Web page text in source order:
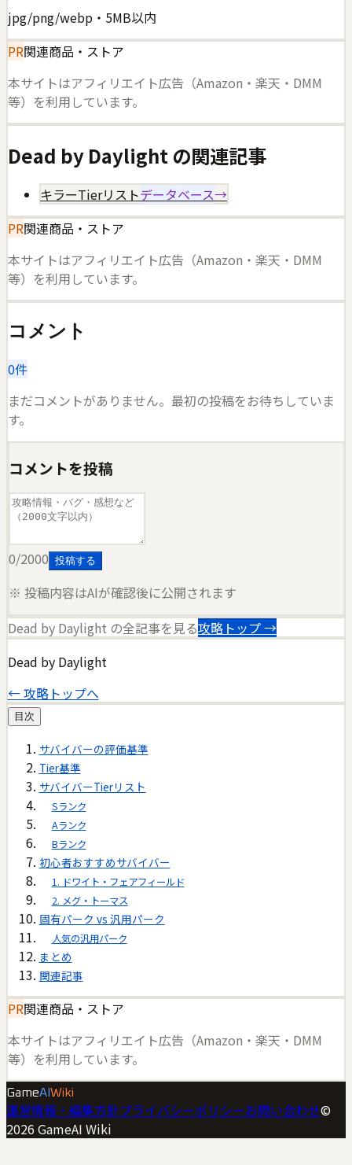
jpg/png/webp・5MB以内
PR関連商品・ストア
本サイトはアフィリエイト広告（Amazon・楽天・DMM
等）を利用しています。
Dead by Daylightの関連記事
キラーTierリストデータベース→
PR関連商品・ストア
本サイトはアフィリエイト広告（Amazon・楽天・DMM
等）を利用しています。
コメント
0件
まだコメントがありません。最初の投稿をお待ちしていま
す。
コメントを投稿
0/2000 投稿する
※ 投稿内容はAIが確認後に公開されます
Dead by Daylight の全記事を見る攻略トップ →
Dead by Daylight
← 攻略トップへ
目次
サバイバーの評価基準
Tier基準
サバイバーTierリスト
Sランク
Aランク
Bランク
初心者おすすめサバイバー
1. ドワイト・フェアフィールド
2. メグ・トーマス
固有パーク vs 汎用パーク
人気の汎用パーク
まとめ
関連記事
PR関連商品・ストア
本サイトはアフィリエイト広告（Amazon・楽天・DMM
等）を利用しています。
GameAI Wiki
運営情報・編集方針プライバシーポリシーお問い合わせ©
2026 GameAI Wiki